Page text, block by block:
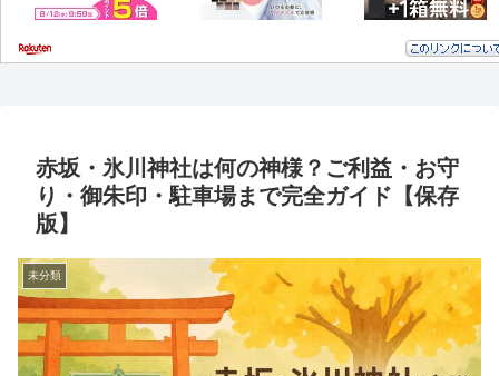
赤坂・氷川神社は何の神様？ご利益・お守
り・御朱印・駐車場まで完全ガイド【保存
版】
未分類